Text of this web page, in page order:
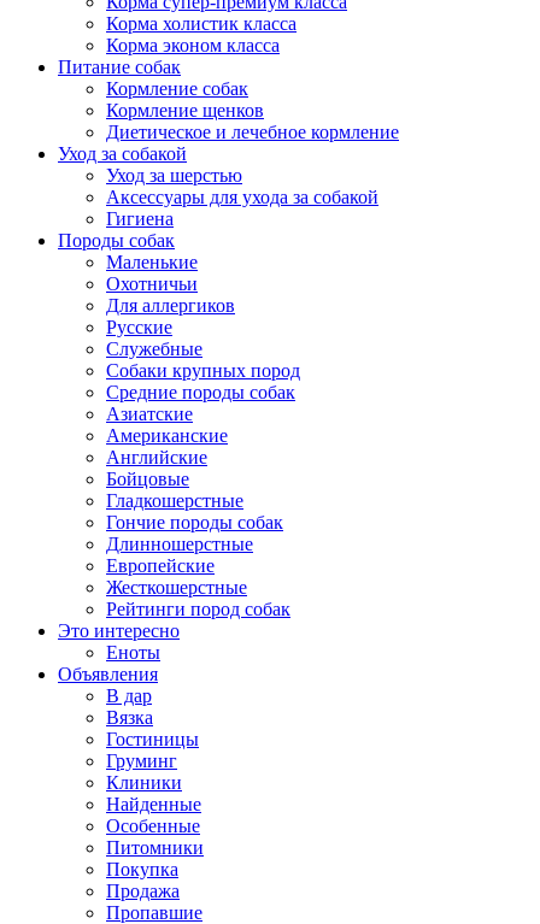
Корма холистик класса
Корма эконом класса
Питание собак
Кормление собак
Кормление щенков
Диетическое и лечебное кормление
Уход за собакой
Уход за шерстью
Аксессуары для ухода за собакой
Гигиена
Породы собак
Маленькие
Охотничьи
Для аллергиков
Русские
Служебные
Собаки крупных пород
Средние породы собак
Азиатские
Американские
Английские
Бойцовые
Гладкошерстные
Гончие породы собак
Длинношерстные
Европейские
Жесткошерстные
Рейтинги пород собак
Это интересно
Еноты
Объявления
В дар
Вязка
Гостиницы
Груминг
Клиники
Найденные
Особенные
Питомники
Покупка
Продажа
Пропавшие